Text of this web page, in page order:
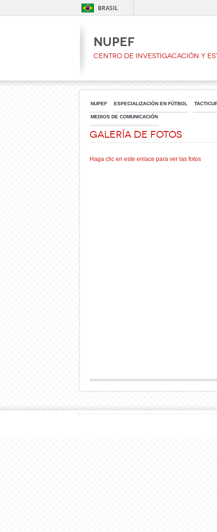
BRASIL
NUPEF
CENTRO DE INVESTIGACACIÓN Y
NUPEF ESPECIALIZACIÓN EN FÚTBOL
MEDIOS DE COMUNICACIÓN
Galería de Fotos
Haga clic en este enlace para ver las fotos